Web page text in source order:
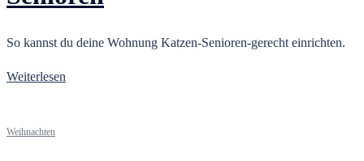
So kannst du deine Wohnung Katzen-Senioren-gerecht einrichten.
Weiterlesen
Weihnachten